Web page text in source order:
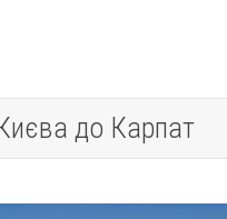
до Карпат